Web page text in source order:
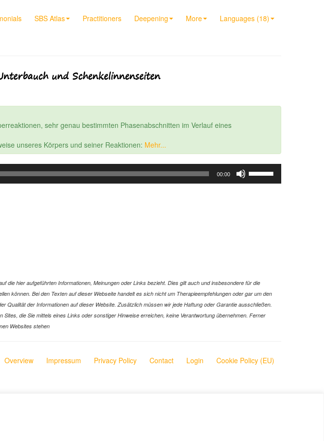
SBS Atlas Practitioners Deepening More Languages (18)
und Schenkelinnenseiten
sehr genau bestimmten Phasenabschnitten im Verlauf eines
unseres Körpers und seiner Reaktionen: Mehr...
00:00
Up/Down
hier aufgeführten Informationen, Meinungen oder Links bezieht. Dies gilt auch und insbesondere für die
können. Bei den Texten auf dieser Webseite handelt es sich nicht um Therapieempfehlungen oder gar um den
Qualität der Informationen auf dieser Website. Zusätzlich müssen wir jede Haftung oder Garantie ausschließen.
die Sie mittels eines Links oder sonstiger Hinweise erreichen, keine Verantwortung übernehmen. Ferner
Websites stehen
Overview Impressum Privacy Policy Contact Login Cookie Policy (EU)